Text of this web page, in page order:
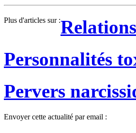
Plus d'articles sur :
Personnalités
Pervers
Envoyer cette actualité par email :